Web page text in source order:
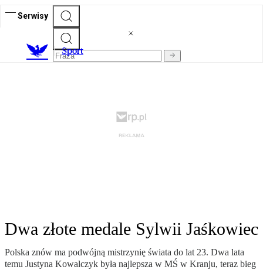
Serwisy
Sport
Dwa złote medale Sylwii Jaśkowiec
Polska znów ma podwójną mistrzynię świata do lat 23. Dwa lata
temu Justyna Kowalczyk była najlepsza w MŚ w Kranju, teraz bieg